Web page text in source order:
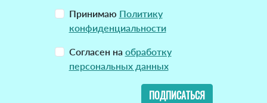
Принимаю Политику
конфиденциальности
Согласен на обработку
персональных данных
ПОДПИСАТЬСЯ